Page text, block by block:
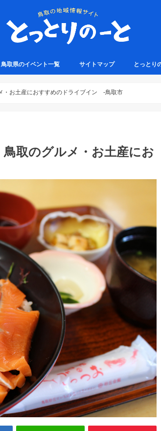
鳥取県のイベント一覧 サイトマップ とっとり
・お土産におすすめのドライブイン -鳥取市
鳥取のグルメ・お土産にお